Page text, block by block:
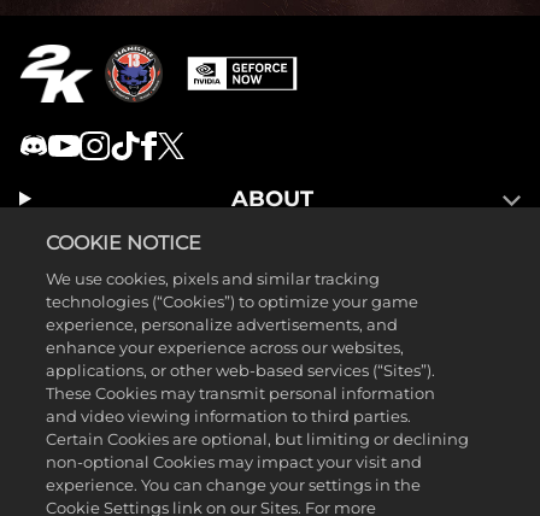
ABOUT
COOKIE NOTICE
We use cookies, pixels and similar tracking
technologies (“Cookies”) to optimize your game
experience, personalize advertisements, and
enhance your experience across our websites,
applications, or other web-based services (“Sites”).
These Cookies may transmit personal information
and video viewing information to third parties.
Certain Cookies are optional, but limiting or declining
non-optional Cookies may impact your visit and
experience. You can change your settings in the
Cookie Settings link on our Sites. For more